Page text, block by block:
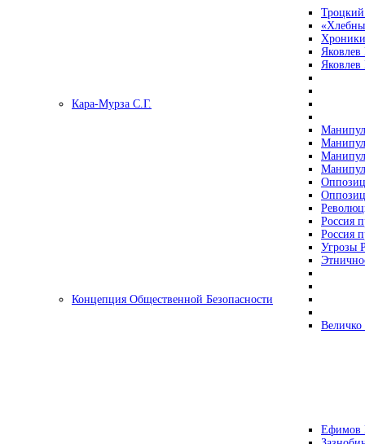
Кара-Мурза С.Г.
Россия
Россия
Угрозы
Концепция Общественной Безопасности
Ефимов